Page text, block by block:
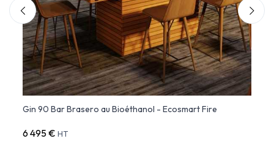
Gin 90 Bar Brasero au Bioéthanol - Ecosmart Fire
6 495 € HT